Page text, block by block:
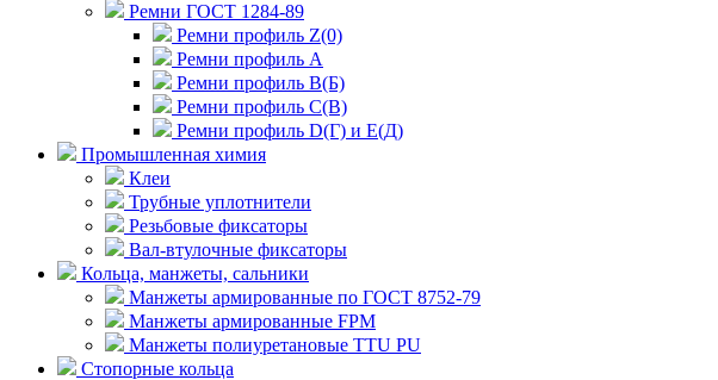
Ремни ГОСТ 1284-89
Ремни профиль Z(0)
Ремни профиль А
Ремни профиль В(Б)
Ремни профиль С(В)
Ремни профиль D(Г) и E(Д)
Промышленная химия
Клеи
Трубные уплотнители
Резьбовые фиксаторы
Вал-втулочные фиксаторы
Кольца, манжеты, сальники
Манжеты армированные по ГОСТ 8752-79
Манжеты армированные FPM
Манжеты полиуретановые TTU PU
Стопорные кольца